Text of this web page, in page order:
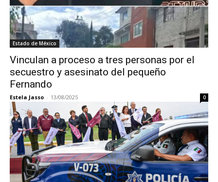
Estado de México
Vinculan a proceso a tres personas por el
secuestro y asesinato del pequeño
Fernando
Estela Jasso - 13/08/2025 0